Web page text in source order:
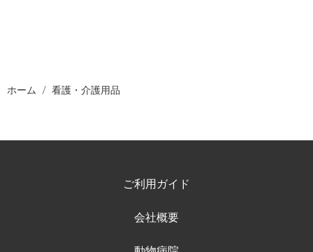
ホーム 看護・介護用品
ご利用ガイド
会社概要